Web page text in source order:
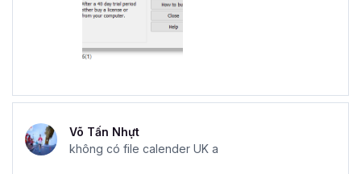
Võ Tấn Nhựt
không có file calender UK a